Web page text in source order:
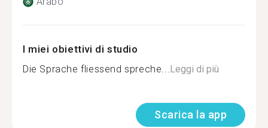
I miei obiettivi di studio
Die Sprache fliessend spreche...Leggi di più
Scarica la app